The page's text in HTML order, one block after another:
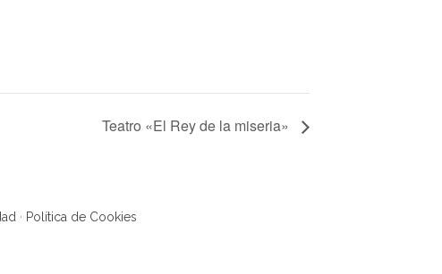
Teatro «El Rey de la miseria»
· Política de Cookies